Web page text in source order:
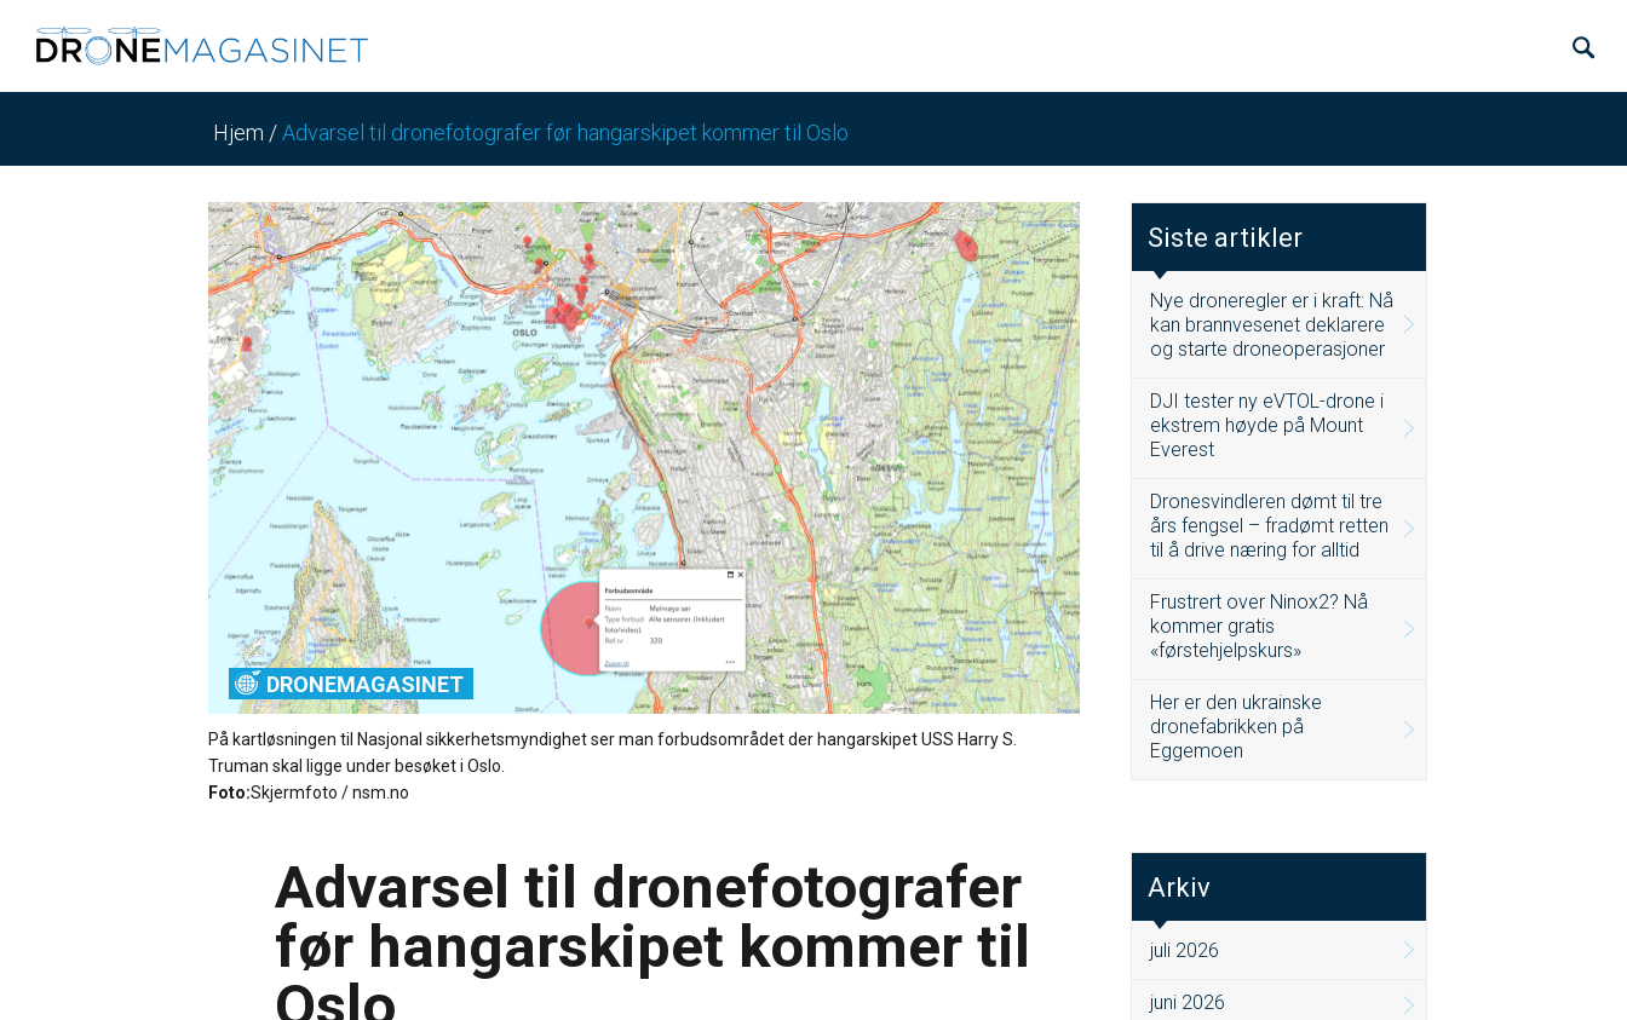
Hjem /Advarsel til dronefotografer før hangarskipet kommer til Oslo
DRONEMAGASINET
På kartløsningen til Nasjonal sikkerhetsmyndighet ser man forbudsområdet der hangarskipet USS Harry S.
Truman skal ligge under besøket i Oslo.
Foto:Skjermfoto / nsm.no
Advarsel til dronefotografer
før hangarskipet kommer til
Siste artikler
Nye droneregler er i kraft: Nå
kan brannvesenet deklarere
og starte droneoperasjoner
DJI tester ny eVTOL-drone i
ekstrem høyde på Mount
Everest
Dronesvindleren dømt til tre
års fengsel – fradømt retten
til å drive næring for alltid
Frustrert over Ninox2? Nå
kommer gratis
«førstehjelpskurs»
Her er den ukrainske
dronefabrikken på
Eggemoen
Arkiv
juli 2026
juni 2026